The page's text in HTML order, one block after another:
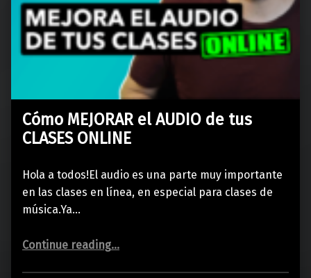
Cómo MEJORAR el AUDIO de tus
CLASES ONLINE
Hola a todos!El audio es una parte muy importante
en las clases en línea, en especial para clases de
música.Ya…
Continue reading“Cómo MEJORAR el AUDIO de tus CLASES ONLINE”
…